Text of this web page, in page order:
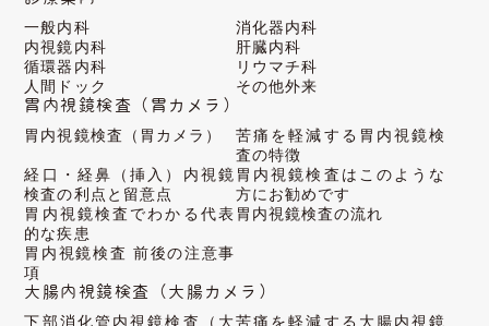
一般内科
消化器内科
内視鏡内科
肝臓内科
循環器内科
リウマチ科
人間ドック
その他外来
胃内視鏡検査（胃カメラ）
胃内視鏡検査（胃カメラ）
苦痛を軽減する胃内視鏡検
査の特徴
経口・経鼻（挿入）内視鏡
検査の利点と留意点
胃内視鏡検査はこのような
方に お勧めです
胃内視鏡検査でわかる代表
的な疾患
胃内視鏡検査の流れ
胃内視鏡検査 前後の注意事
項
大腸内視鏡検査（大腸カメラ）
下部消化管内視鏡検査 （大苦痛を軽減する大腸内視鏡